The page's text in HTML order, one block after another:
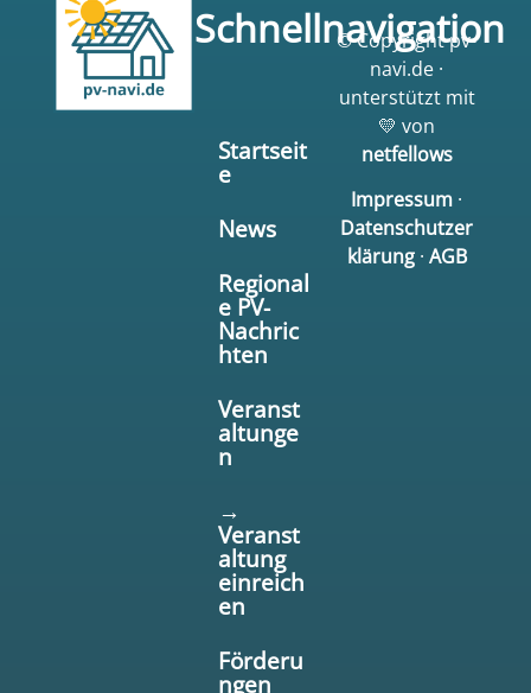
Schnellnavigation
Startseit
e
News
Regional
e PV-
Nachric
hten
Veranst
altunge
n
→
Veranst
altung
einreich
en
Förderu
ngen
© Copyright pv-
navi.de ·
unterstützt mit
💛 von
netfellows
Impressum ·
Datenschutzer
klärung· AGB